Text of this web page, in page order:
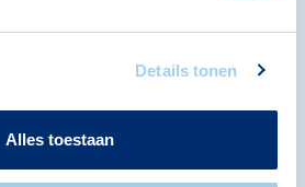
Details tonen
Alles toestaan
buurten in Den
buurten in de buurt.